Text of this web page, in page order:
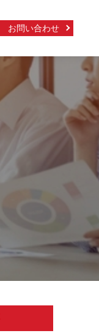
お問い合わせ